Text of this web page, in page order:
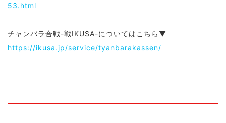
53.html
チャンバラ合戦-戦IKUSA-についてはこちら ▼
https://ikusa.jp/service/tyanbarakassen/